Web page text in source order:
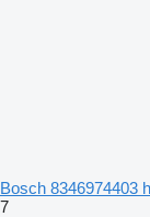
Bosch 8346974403
7